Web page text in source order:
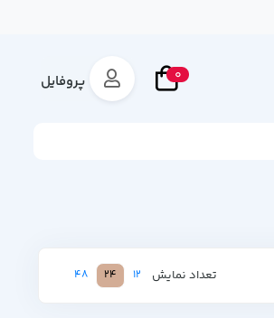
0 پروفایل
تعداد نمایش 12
24
48